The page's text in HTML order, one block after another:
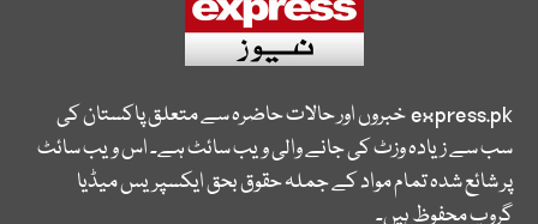
express.pkخبروں اور حالات حاضرہ سے متعلق پاکستان کی
سب سے زیادہ وزٹ کی جانے والی ویب سائٹ ہے۔ اس ویب سائٹ
پر شائع شدہ تمام مواد کے جملہ حقوق بحق ایکسپریس میڈیا
گروپ محفوظ ہیں۔